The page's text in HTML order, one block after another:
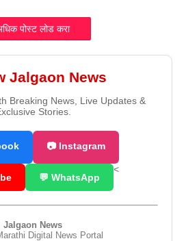
पोस्ट लोड करा
Jalgaon News
Breaking News, Live Updates &
Stories.
📷 Instagram
💬 WhatsApp
<
Jalgaon News
Digital News Portal